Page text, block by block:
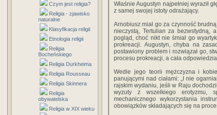
Czym jest religia?
Religia - zjawisko
naturalne
Klasyfikacja religii
Etnologia religii
Religia
Bocheńskiego
Religia Durkheima
Religia Rousseau
Religia Skinnera
Religia
obywatelska
Religia w XIX wieku
Właśnie Augustyn najpełniej wyraził
z samej swojej istoty odrażający.
Arnobiusz miał go za czynność
nieczystą, Tertulian za bezwstydną,
pogląd, choć nikt nie śmiał go
prokreacji. Augustyn, chyba na
postawiony problem i rozwiązał go,
procesu prokreacji, a cała
Wedle jego teorii mężczyzna i
panującymi nad ciałami: „I nie
rajskim wydaniu, jeśli w Raju
wyzuty z wszelkiego erotyzmu,
mechanicznego wykorzystania
obowiązków składających się na